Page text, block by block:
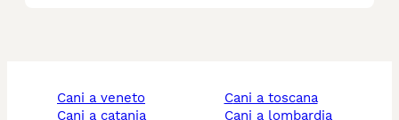
cani a veneto
cani a catania
cani a toscana
cani a lombardia